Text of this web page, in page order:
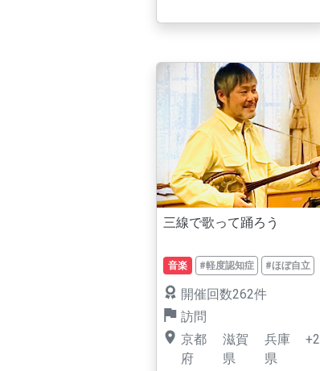
三線で歌って踊ろう
音楽 #軽度認知症 #ほぼ自立
開催回数262件
訪問
京都
府
滋賀
県
兵庫
県
+2